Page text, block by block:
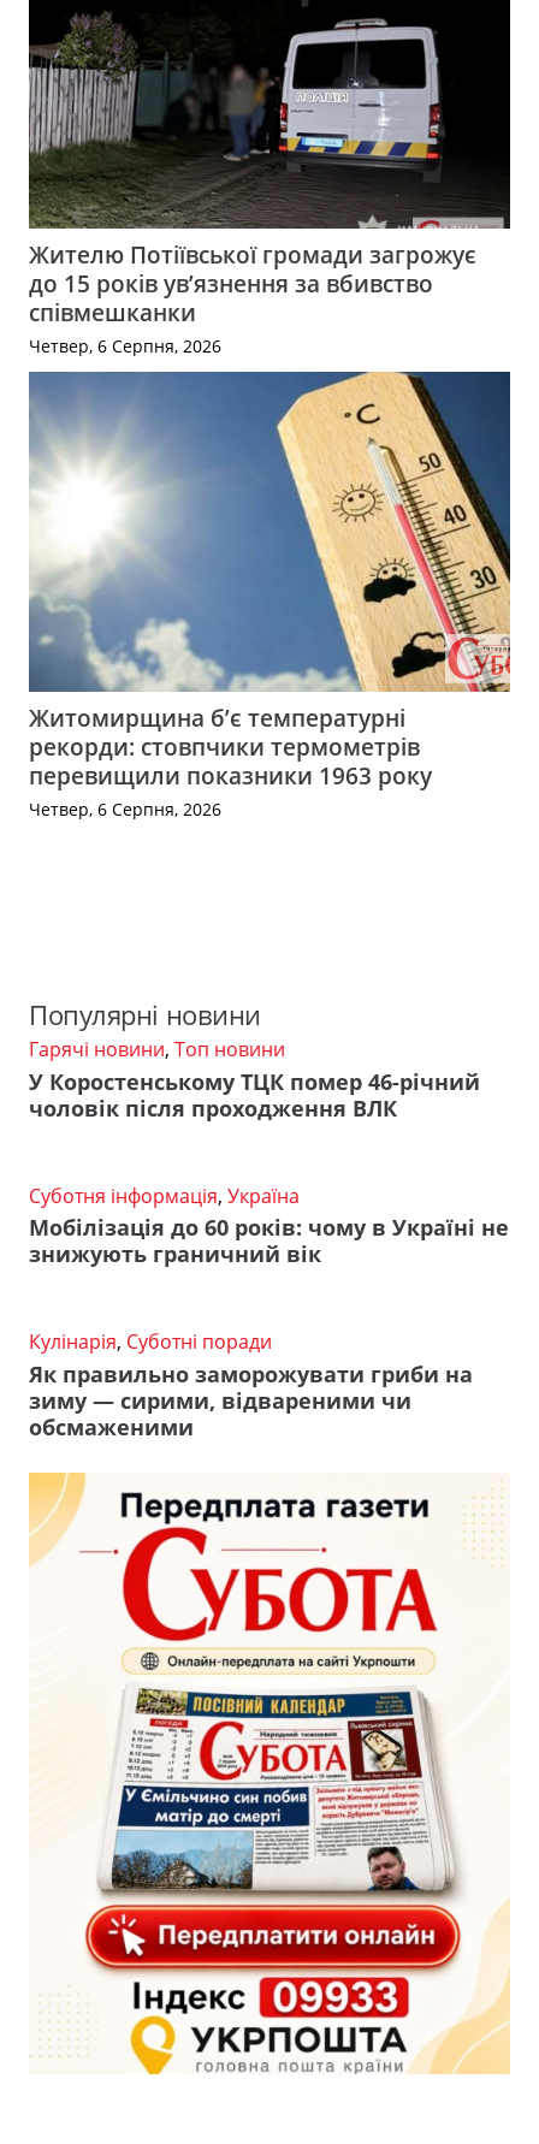
Жителю Потіївської громади загрожує
до 15 років ув’язнення за вбивство
співмешканки
Четвер, 6 Серпня, 2026
Житомирщина б’є температурні
рекорди: стовпчики термометрів
перевищили показники 1963 року
Четвер, 6 Серпня, 2026
Популярні новини
Гарячі новини, Топ новини
У Коростенському ТЦК помер 46-річний
чоловік після проходження ВЛК
Суботня інформація, Україна
Мобілізація до 60 років: чому в Україні не
знижують граничний вік
Кулінарія, Суботні поради
Як правильно заморожувати гриби на
зиму — сирими, відвареними чи
обсмаженими